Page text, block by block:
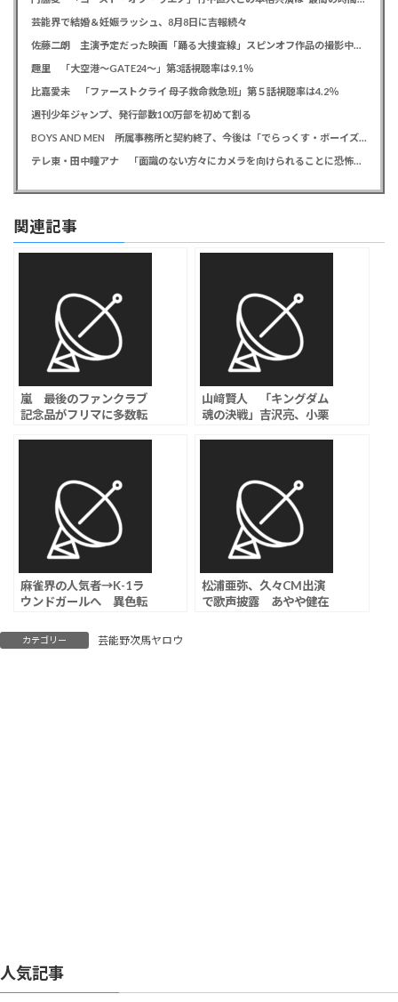
芸能界で結婚＆妊娠ラッシュ、8月8日に吉報続々
佐藤二朗 主演予定だった映画「踊る大捜査線」スピンオフ作品の撮影中止が正式に決定か
趣里 「大空港～GATE24～」第3話視聴率は9.1％
比嘉愛未 「ファーストクライ 母子救命救急班」第５話視聴率は4.2％
週刊少年ジャンプ、発行部数100万部を初めて割る
BOYS AND MEN 所属事務所と契約終了、今後は「でらっくす・ボーイズ」として活動
テレ東・田中瞳アナ 「面識のない方々にカメラを向けられることに恐怖を」 ロケ撮影時に勝手に撮影してくる人に注意喚起
関連記事
嵐 最後のファンクラブ
記念品がフリマに多数転
らないで」
山﨑賢人 「キングダム
魂の決戦」吉沢亮、小栗
麻雀界の人気者→K-1ラ
ウンドガールへ 異色転
松浦亜弥、久々CM出演
で歌声披露 あやや健在
カテゴリー 芸能野次馬ヤロウ
人気記事